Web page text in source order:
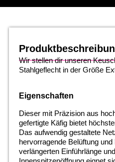
Wir stellen dir unseren
Stahlgeflecht in der Größe
Eigenschaften
Dieser mit Präzision aus
gefertigte Käfig bietet
Das aufwendig gestaltete
hervorragende Belüftung
verlängerten Einführlänge